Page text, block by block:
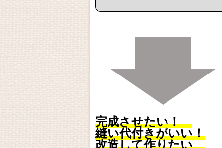
完成させたい！
縫い代付きがいい！
改造して作りたい